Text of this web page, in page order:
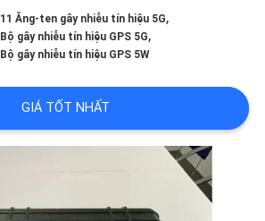
11 Ăng-ten gây nhiễu tín hiệu 5G,
Bộ gây nhiễu tín hiệu GPS 5G,
Bộ gây nhiễu tín hiệu GPS 5W
GIÁ TỐT NHẤT